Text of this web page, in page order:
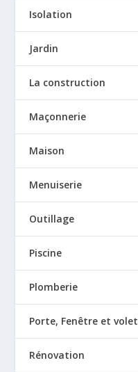
Isolation
Jardin
La construction
Maçonnerie
Maison
Menuiserie
Outillage
Piscine
Plomberie
Porte, Fenêtre et volet
Rénovation